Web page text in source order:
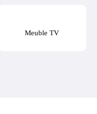
Meuble TV